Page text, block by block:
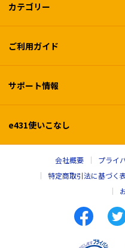
カテゴリー
ご利用ガイド
サポート情報
e431使いこなし
会社概要 プライ
特定商取引法に基づく